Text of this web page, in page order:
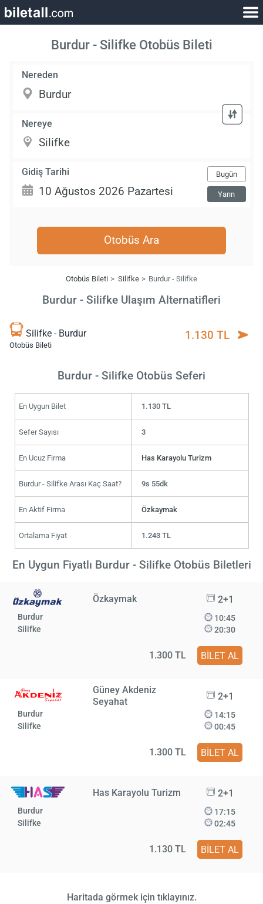
Burdur - Silifke Otobüs Bileti
Nereden
Nereye
Gidiş Tarihi Bugün
Yarın
Otobüs Ara
Otobüs Bileti Silifke Burdur - Silifke
Burdur - Silifke Ulaşım Alternatifleri
Silifke - Burdur
Otobüs Bileti
1.130 TL
Burdur - Silifke Otobüs Seferi
En Uygun Bilet 1.130 TL
Sefer Sayısı 3
En Ucuz Firma Has Karayolu Turizm
Burdur - Silifke Arası Kaç Saat? 9s 55dk
En Aktif Firma Özkaymak
Ortalama Fiyat 1.243 TL
En Uygun Fiyatlı Burdur - Silifke Otobüs Biletleri
Özkaymak 2+1
Burdur
Silifke
10:45
20:30
1.300 TL BİLET AL
Güney Akdeniz
Seyahat
2+1
Burdur
Silifke
14:15
00:45
1.300 TL BİLET AL
Has Karayolu Turizm 2+1
Burdur
Silifke
17:15
02:45
1.130 TL BİLET AL
Haritada görmek için tıklayınız.